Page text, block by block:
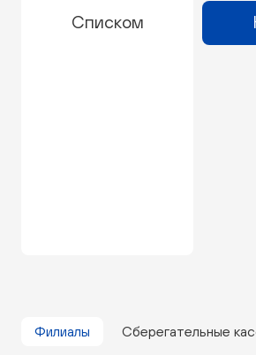
Списком
Филиалы Сберегательные